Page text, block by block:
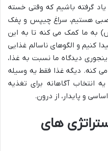
یاد گرفته باشیم که وقتی خسته
هستیم، سراغ چیپس و پفک
به ما کمک می کنه تا به این
کنیم و الگوهای ناسالم غذایی
دیدگاه ما نسبت به غذا،
کنه. دیگه غذا فقط یه وسیله
انتخاب آگاهانه برای تغذیه
و پایدار، از درون.
های